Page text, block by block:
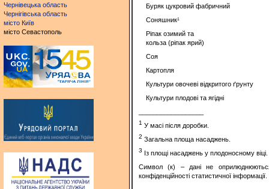
Чернівецька область
Чернігівська область
місто Київ
місто Севастополь
Буряк цукровий фабричний
Соняшник¹
Ріпак озимий та
кольза (ріпак ярий)
Соя
Картопля
Культури овочеві відкритого ґрунту
Культури плодові та ягідні
1 У масі після доробки.
2 Загальна площа насаджень.
3 Із площі насаджень у плодоносному віці.
Символ (к) – дані не
конфіденційності статистичної інформації.